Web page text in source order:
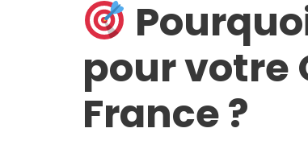
pour votre
France ?